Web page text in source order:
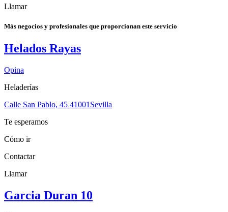
Llamar
Más negocios y profesionales que proporcionan este servicio
Helados Rayas
Opina
Heladerías
Calle San Pablo, 45 41001 Sevilla
Te esperamos
Cómo ir
Contactar
Llamar
Garcia Duran 10